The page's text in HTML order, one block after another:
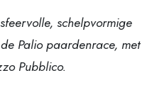
schelpvormige
Palio paardenrace, met
Pubblico.